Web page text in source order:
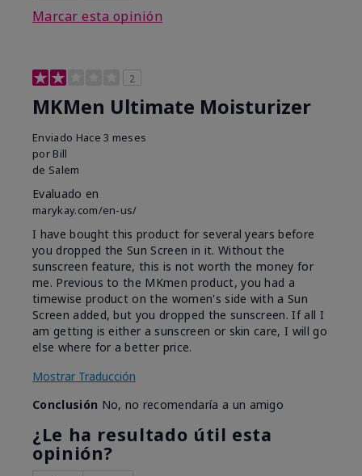
Marcar esta opinión
2
MKMen Ultimate Moisturizer
Enviado Hace 3 meses
por Bill
de Salem
Evaluado en
marykay.com/en-us/
I have bought this product for several years before
you dropped the Sun Screen in it. Without the
sunscreen feature, this is not worth the money for
me. Previous to the MKmen product, you had a
timewise product on the women's side with a Sun
Screen added, but you dropped the sunscreen. If all I
am getting is either a sunscreen or skin care, I will go
else where for a better price.
Mostrar Traducción
Conclusión No, no recomendaría a un amigo
¿Le ha resultado útil esta
opinión?